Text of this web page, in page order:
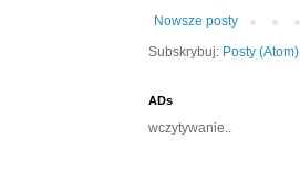
Nowsze posty
Subskrybuj: Posty (Atom)
ADs
wczytywanie..